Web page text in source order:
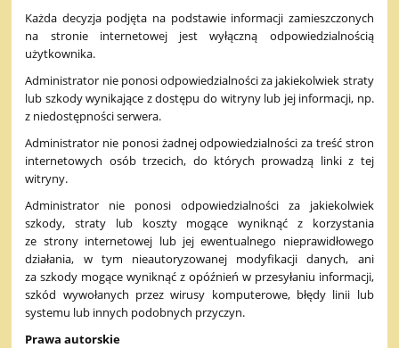
Każda decyzja podjęta na podstawie informacji zamieszczonych
na stronie internetowej jest wyłączną odpowiedzialnością
użytkownika.
Administrator nie ponosi odpowiedzialności za jakiekolwiek straty
lub szkody wynikające z dostępu do witryny lub jej informacji, np.
z niedostępności serwera.
Administrator nie ponosi żadnej odpowiedzialności za treść stron
internetowych osób trzecich, do których prowadzą linki z tej
witryny.
Administrator nie ponosi odpowiedzialności za jakiekolwiek
szkody, straty lub koszty mogące wyniknąć z korzystania
ze strony internetowej lub jej ewentualnego nieprawidłowego
działania, w tym nieautoryzowanej modyfikacji danych, ani
za szkody mogące wyniknąć z opóźnień w przesyłaniu informacji,
szkód wywołanych przez wirusy komputerowe, błędy linii lub
systemu lub innych podobnych przyczyn.
Prawa autorskie